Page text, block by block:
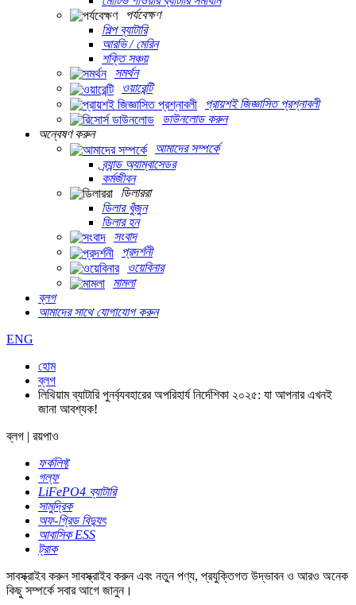
পর্যবেক্ষণ
শিল্প ব্যাটারি
আরভি / মেরিন
শক্তি সঞ্চয়
সমর্থন
ওয়ারেন্টি
প্রায়শই জিজ্ঞাসিত প্রশ্নাবলী
ডাউনলোড করুন
অন্বেষণ করুন
আমাদের সম্পর্কে
ব্র্যান্ড অ্যাম্বাসেডর
কর্মজীবন
ডিলাররা
ডিলার খুঁজুন
ডিলার হন
সংবাদ
প্রদর্শনী
ওয়েবিনার
মামলা
ব্লগ
আমাদের সাথে যোগাযোগ করুন
ENG
হোম
ব্লগ
লিথিয়াম ব্যাটারি পুনর্ব্যবহারের অপরিহার্য নির্দেশিকা ২০২৫: যা আপনার এখনই
জানা আবশ্যক!
ব্লগ | রয়পাও
ফর্কলিফ্ট
গল্ফ
LiFePO4 ব্যাটারি
সামুদ্রিক
অফ-গ্রিড বিদ্যুৎ
আবাসিক ESS
ট্রাক
সাবস্ক্রাইব করুন সাবস্ক্রাইব করুন এবং নতুন পণ্য, প্রযুক্তিগত উদ্ভাবন ও আরও অনেক
কিছু সম্পর্কে সবার আগে জানুন।